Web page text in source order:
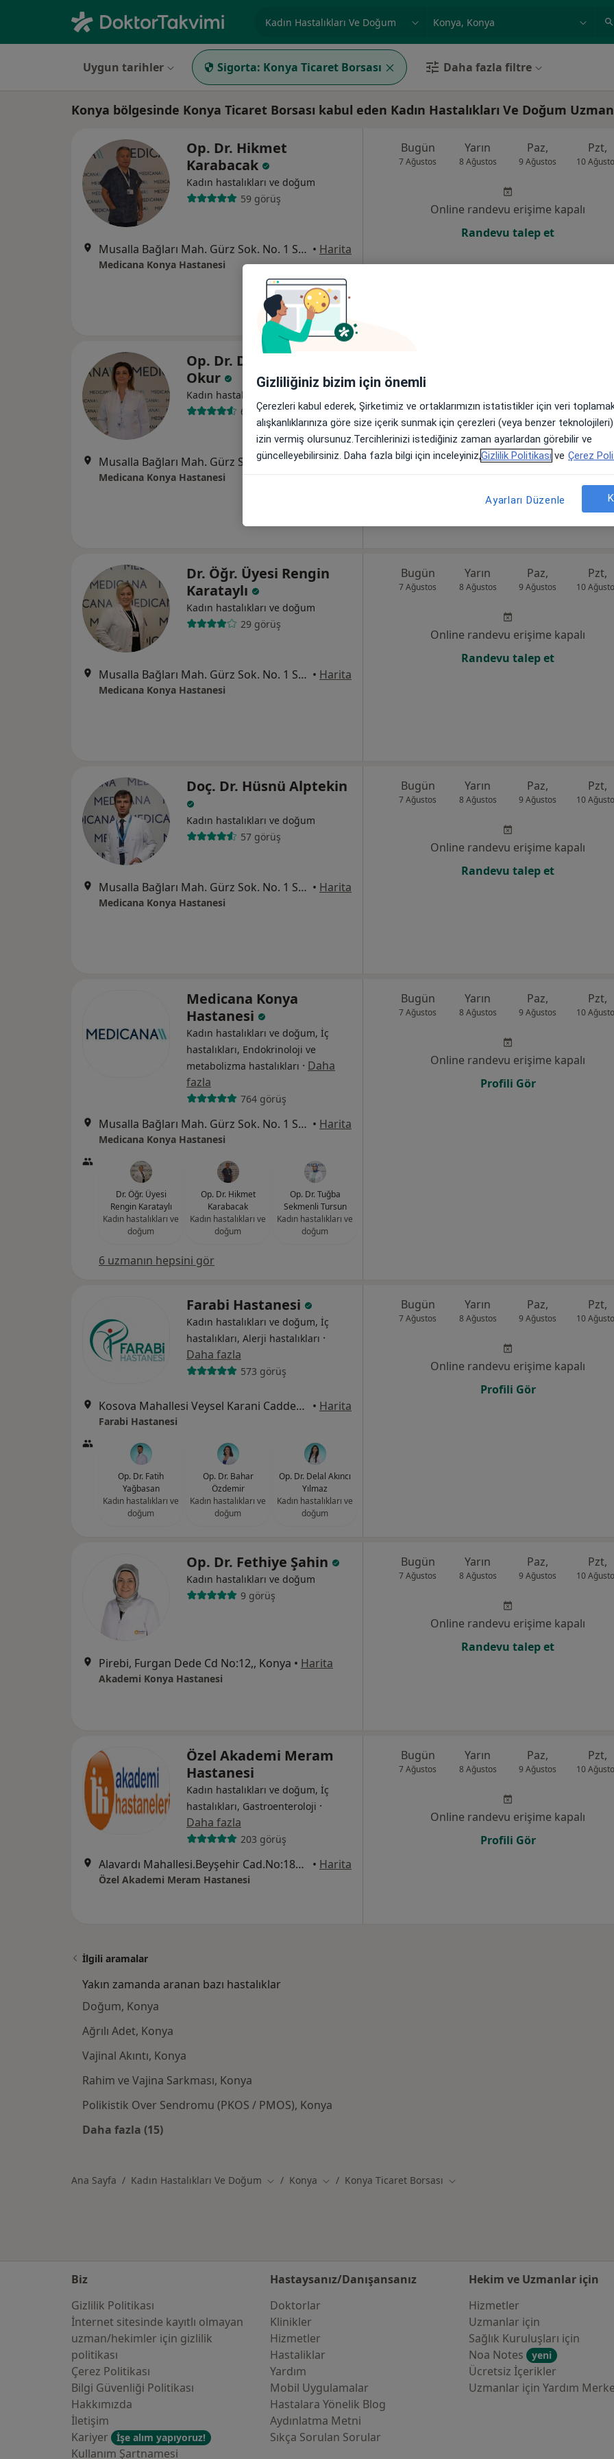
Uygun tarihler Sigorta: Konya Ticaret Borsası Daha fazla filtre
Konya bölgesinde Konya Ticaret Borsası kabul eden Kadın Hastalıkları Ve Doğum
Op. Dr. Hikmet
Karabacak
Kadın hastalıkları ve doğum
59 görüş
Musalla Bağları Mah. Gürz Sok. No. 1 Selçuklu / Konya, Selçuklu • Harita
Medicana Konya Hastanesi
Bugün
7 Ağustos
Yarın
8 Ağustos
Paz,
9 Ağustos
Pzt,
10
Online randevu erişime kapalı
Randevu talep et
Op. Dr. Durdane Nil
Okur
Kadın hastalıkları ve doğum
63 görüş
Musalla Bağları Mah. Gürz Sok. No. 1 Selçuklu / Konya, Selçuklu •Harita
Medicana Konya Hastanesi
7 Ağustos
Online randevu erişime kapalı
Randevu talep et
Dr. Öğr. Üyesi Rengin
Karataylı
Kadın hastalıkları ve doğum
29 görüş
Musalla Bağları Mah. Gürz Sok. No. 1 Selçuklu / Konya, Selçuklu • Harita
Medicana Konya Hastanesi
Bugün
7 Ağustos
Yarın
8 Ağustos
Paz,
9 Ağustos
Pzt,
10
Online randevu erişime kapalı
Randevu talep et
Doç. Dr. Hüsnü Alptekin
Kadın hastalıkları ve doğum
57 görüş
Musalla Bağları Mah. Gürz Sok. No. 1 Selçuklu / Konya, Selçuklu • Harita
Medicana Konya Hastanesi
Bugün
7 Ağustos
Yarın
8 Ağustos
Paz,
9 Ağustos
Pzt,
10
Online randevu erişime kapalı
Randevu talep et
Medicana Konya
Hastanesi
Kadın hastalıkları ve doğum, İç
hastalıkları, Endokrinoloji ve
metabolizma hastalıkları · Daha
fazla
764 görüş
Musalla Bağları Mah. Gürz Sok. No. 1 Selçuklu / Konya, Selçuklu • Harita
Medicana Konya Hastanesi
Dr. Öğr. Üyesi
Rengin Karataylı
Kadın hastalıkları ve
doğum
Op. Dr. Hikmet
Karabacak
Kadın hastalıkları ve
doğum
Op. Dr. Tuğba
Sekmenli Tursun
Kadın hastalıkları ve
doğum
6 uzmanın hepsini gör
Bugün
7 Ağustos
Yarın
8 Ağustos
Paz,
9 Ağustos
Pzt,
10
Online randevu erişime kapalı
Profili Gör
Farabi Hastanesi
Kadın hastalıkları ve doğum, İç
hastalıkları, Alerji hastalıkları ·
Daha fazla
573 görüş
Kosova Mahallesi Veysel Karani Caddesi Ebru Sokak No: 14, Selçuklu • Harita
Farabi Hastanesi
Op. Dr. Fatih
Yağbasan
Kadın hastalıkları ve
doğum
Op. Dr. Bahar
Özdemir
Kadın hastalıkları ve
doğum
Op. Dr. Delal Akıncı
Yılmaz
Kadın hastalıkları ve
doğum
Bugün
7 Ağustos
Yarın
8 Ağustos
Paz,
9 Ağustos
Pzt,
10
Online randevu erişime kapalı
Profili Gör
Op. Dr. Fethiye Şahin
Kadın hastalıkları ve doğum
9 görüş
Pirebi, Furgan Dede Cd No:12,, Konya • Harita
Akademi Konya Hastanesi
Bugün
7 Ağustos
Yarın
8 Ağustos
Paz,
9 Ağustos
Pzt,
10
Online randevu erişime kapalı
Randevu talep et
Özel Akademi Meram
Hastanesi
Kadın hastalıkları ve doğum, İç
hastalıkları, Gastroenteroloji ·
Daha fazla
203 görüş
Alavardı Mahallesi.Beyşehir Cad.No:181, Meram • Harita
Özel Akademi Meram Hastanesi
Bugün
7 Ağustos
Yarın
8 Ağustos
Paz,
9 Ağustos
Pzt,
10
Online randevu erişime kapalı
Profili Gör
İlgili aramalar
Yakın zamanda aranan bazı hastalıklar
Doğum, Konya
Ağrılı Adet, Konya
Vajinal Akıntı, Konya
Rahim ve Vajina Sarkması, Konya
Polikistik Over Sendromu (PKOS / PMOS), Konya
Daha fazla (15)
Ana Sayfa Kadın Hastalıkları Ve Doğum Şehir değiştir
Konya Şehir değiştir
Konya Ticaret Borsası Şehir değiştir
Biz
Gizlilik Politikası
İnternet sitesinde kayıtlı olmayan
uzman/hekimler i̇çin gizlilik
politikası
Çerez Politikası
Bilgi Güvenliği Politikası
Hakkımızda
İletişim
Kariyer
İşe alım yapıyoruz!
Kullanım Şartnamesi
Hastaysanız/Danışansanız
Doktorlar
Klinikler
Hizmetler
Hastaliklar
Yardım
Mobil Uygulamalar
Hastalara Yönelik Blog
Aydınlatma Metni
Sıkça Sorulan Sorular
Hekim ve Uzmanlar için
Hizmetler
Uzmanlar için
Sağlık Kuruluşları için
Noa Notes
yeni
Ücretsiz İçerikler
Uzmanlar için Yardım
Gizliliğiniz bizim için önemli
Çerezleri kabul ederek, Şirketimiz ve ortaklarımızın istatistikler için veri
alışkanlıklarınıza göre size içerik sunmak için çerezleri (veya benzer
izin vermiş olursunuz.Tercihlerinizi istediğiniz zaman ayarlardan görebilir ve
güncelleyebilirsiniz. Daha fazla bilgi için inceleyiniz,Gizlilik Politikası ve Çerez
Ayarları Düzenle